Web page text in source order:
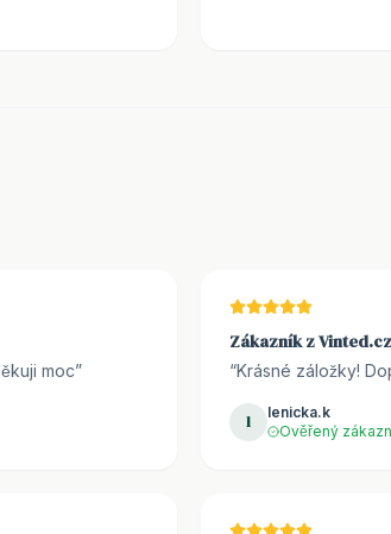
moc”
Zákazník z Vinted.cz
“Krásné záložky!
l
lenicka.k
Ověřený